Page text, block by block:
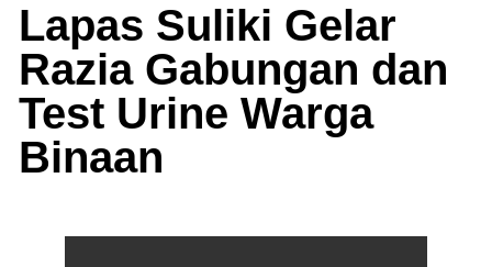
Lapas Suliki Gelar
Razia Gabungan dan
Test Urine Warga
Binaan